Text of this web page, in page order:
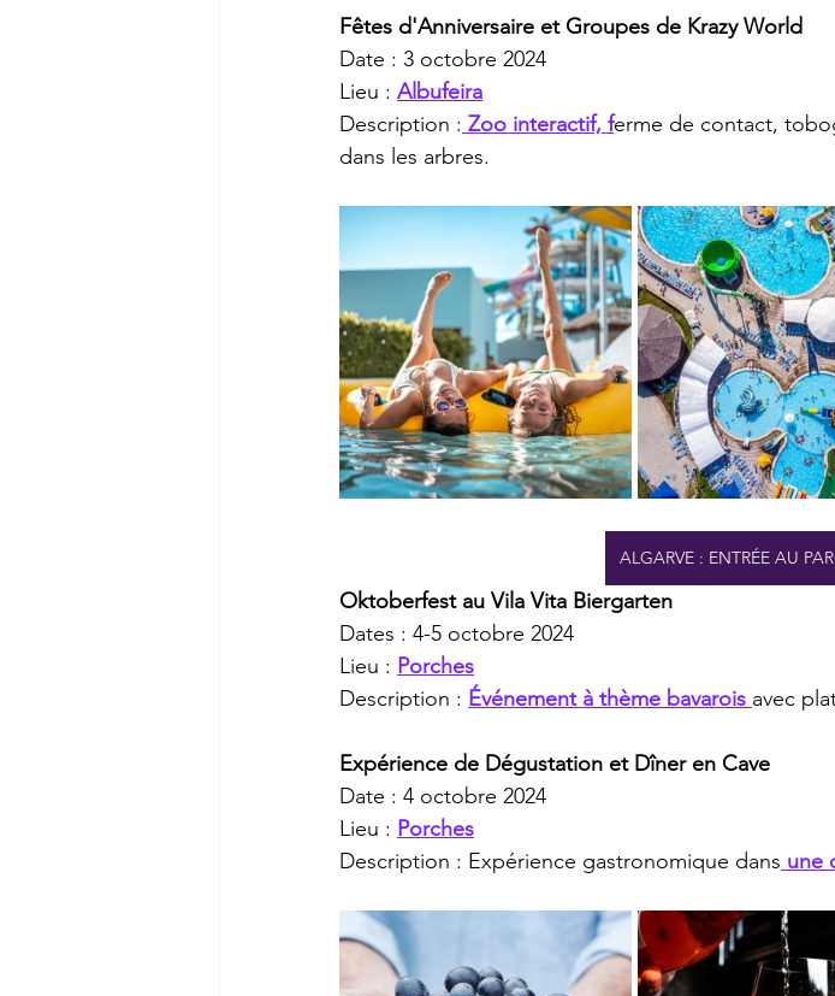
Fêtes d'Anniversaire et Groupes de Krazy World
Date : 3 octobre 2024
Lieu : Albufeira
Description : Zoo interactif, ferme de contact,
dans les arbres.
ALGARVE : ENTRÉE AU
Oktoberfest au Vila Vita Biergarten
Dates : 4-5 octobre 2024
Lieu : Porches
Description : Événement à thème bavarois avec
Expérience de Dégustation et Dîner en Cave
Date : 4 octobre 2024
Lieu : Porches
Description : Expérience gastronomique dans une